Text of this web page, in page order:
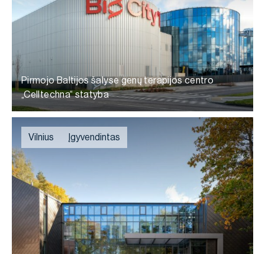
Pirmojo Baltijos šalyse genų terapijos centro
„Celltechna“ statyba
Vilnius Įgyvendintas